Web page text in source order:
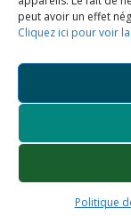
peut avoir un effet
Cliquez ici pour voir
Politique
Météo locale
Conditions